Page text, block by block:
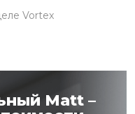
Vortex
Matt –